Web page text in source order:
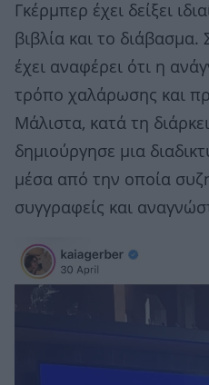
Γκέρμπερ έχει δείξει
βιβλία και το διάβασμα.
έχει αναφέρει ότι η
τρόπο χαλάρωσης και
Μάλιστα, κατά τη
δημιούργησε μια
μέσα από την οποία
συγγραφείς και